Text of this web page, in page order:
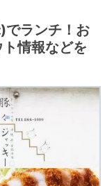
でランチ！お
情報などを